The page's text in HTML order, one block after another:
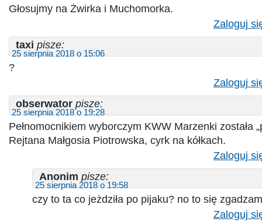
Głosujmy na Żwirka i Muchomorka.
Zaloguj
taxi pisze:
25 sierpnia 2018 o 15:06
?
Zaloguj
obserwator pisze:
25 sierpnia 2018 o 19:28
Pełnomocnikiem wyborczym KWW Marzenki została
Rejtana Małgosia Piotrowska, cyrk na kółkach.
Zaloguj
Anonim pisze:
25 sierpnia 2018 o 19:58
czy to ta co jeżdziła po pijaku? no to się
Zaloguj